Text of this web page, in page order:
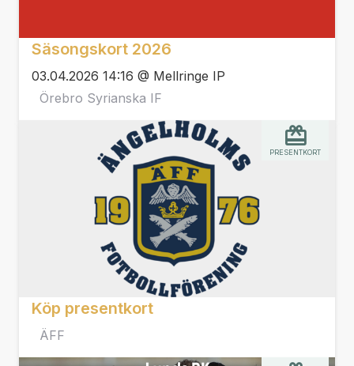
Säsongskort 2026
03.04.2026 14:16 @ Mellringe IP
Örebro Syrianska IF
Köp presentkort
ÄFF
PRESENTKORT